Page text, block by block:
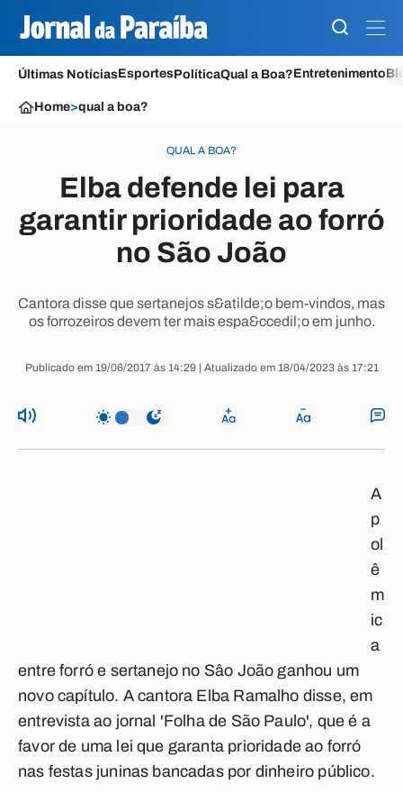
Últimas NotíciasEsportesPolíticaQual a Boa?Entretenimento
Home>qual a boa?
QUAL A BOA?
Elba defende lei para
garantir prioridade ao forró
no São João
Cantora disse que sertanejos s&atilde;o bem-vindos, mas
os forrozeiros devem ter mais espa&ccedil;o em junho.
Publicado em 19/06/2017 às 14:29 | Atualizado em 18/04/2023 às 17:21
A
p
ol
ê
m
ic
a
entre forró e sertanejo no Sâo João ganhou um
novo capítulo. A cantora Elba Ramalho disse, em
entrevista ao jornal 'Folha de São Paulo', que é a
favor de uma lei que garanta prioridade ao forró
nas festas juninas bancadas por dinheiro público.